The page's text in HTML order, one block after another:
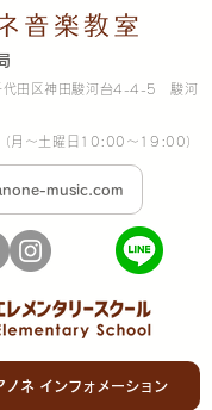
田区神田駿河台4-4-5 駿河
（月～土曜日10:00～19:00）
music.com
ノネ インフォメーション